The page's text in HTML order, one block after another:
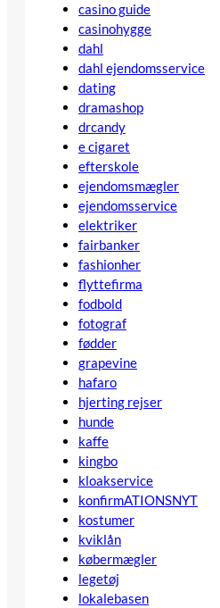
casino guide
casinohygge
dahl
dahl ejendomsservice
dating
dramashop
drcandy
e cigaret
efterskole
ejendomsmægler
ejendomsservice
elektriker
fairbanker
fashionher
flyttefirma
fodbold
fotograf
fødder
grapevine
hafaro
hjerting rejser
hunde
kaffe
kingbo
kloakservice
konfirmATIONSNYT
kostumer
kviklån
købermægler
legetøj
lokalebasen